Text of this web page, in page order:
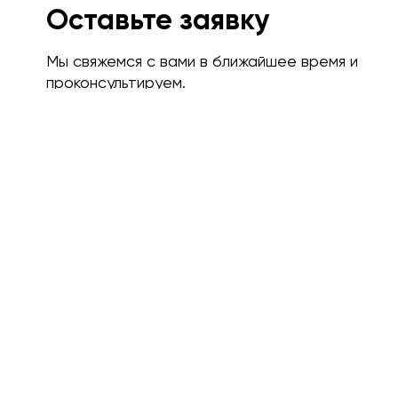
Оставьте заявку
Мы свяжемся с вами в ближайшее время и
проконсультируем.